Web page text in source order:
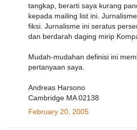
tangkap, berarti saya kurang
kepada mailing list ini.
fiksi. Jurnalisme ini seratus
dan berdarah daging mirip
Mudah-mudahan definisi ini
pertanyaan saya.
Andreas Harsono
Cambridge MA 02138
February 20, 2005